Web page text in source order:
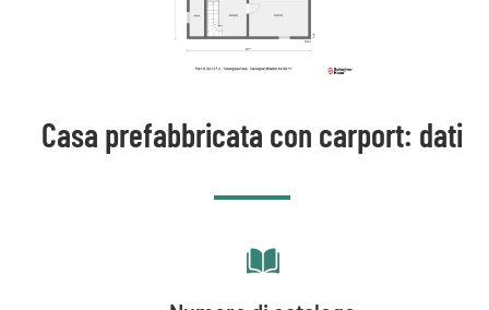
Casa prefabbricata con carport: dati